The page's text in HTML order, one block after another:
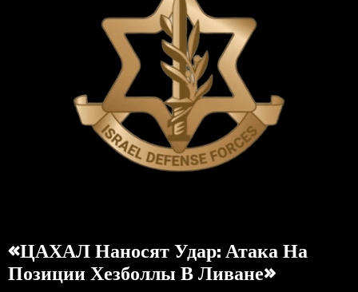
«ЦАХАЛ Наносят Удар: Атака На
Позиции Хезболлы В Ливане»